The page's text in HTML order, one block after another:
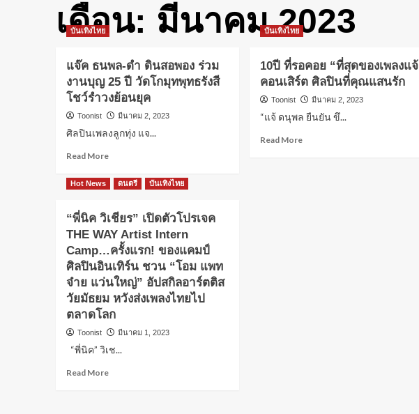
เดือน: มีนาคม 2023
บันเทิงไทย
แจ๊ค ธนพล-ดำ ดินสอพอง ร่วม
งานบุญ 25 ปี วัดโกมุทพุทธรังสี
โชว์รำวงย้อนยุค
Toonist มีนาคม 2, 2023
ศิลปินเพลงลูกทุ่ง แจ...
Read More
บันเทิงไทย
10ปี ที่รอคอย “ที่สุดของเพลงแจ้
คอนเสิร์ต ศิลปินที่คุณแสนรัก
Toonist มีนาคม 2, 2023
“แจ้ ดนุพล ยืนยัน ขึ...
Read More
Hot News ดนตรี บันเทิงไทย
“พี่นิค วิเชียร” เปิดตัวโปรเจค
THE WAY Artist Intern
Camp…ครั้งแรก! ของแคมป์
ศิลปินอินเทิร์น ชวน “โอม แพท
จ๋าย แว่นใหญ่” อัปสกิลอาร์ตติส
วัยมัธยม หวังส่งเพลงไทยไป
ตลาดโลก
Toonist มีนาคม 1, 2023
“พี่นิค” วิเช...
Read More